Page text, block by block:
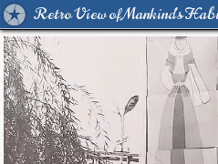
Retro View of Mankind's